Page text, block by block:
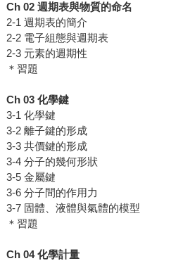
Ch 02 週期表與物質的命名
2-1 週期表的簡介
2-2 電子組態與週期表
2-3 元素的週期性
＊習題
Ch 03 化學鍵
3-1 化學鍵
3-2 離子鍵的形成
3-3 共價鍵的形成
3-4 分子的幾何形狀
3-5 金屬鍵
3-6 分子間的作用力
3-7 固體、液體與氣體的模型
＊習題
Ch 04化學計量